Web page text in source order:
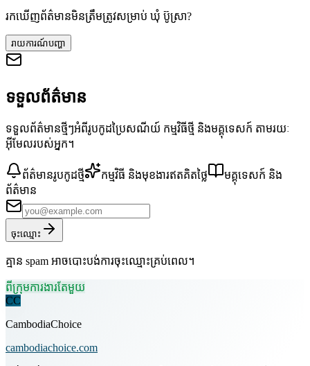
រកឃើញព័ត៌មានមិនត្រឹមត្រូវសម្រាប់ ឃុំ ប៊ូស្រា?
រាយការណ៍បញ្ហា
ទទួលព័ត៌មាន
ទទួលព័ត៌មានថ្មីៗអំពីរូបកូដប្រៃសណីយ៍ កម្មវិធីថ្មី និងមគ្គុទេសក៍ តាមរយៈ
អ៊ីមែលរបស់អ្នក។
ព័ត៌មានរូបកូដថ្មី កម្មវិធី និងមុខងារឥតគិតថ្លៃ
មគ្គុទេសក៍ និង
ព័ត៌មាន
ចុះឈ្មោះ
គ្មាន spam អាចបោះបង់ការចុះឈ្មោះគ្រប់ពេល។
ពីក្រុមការងារតែមួយ
CC
CambodiaChoice
cambodiachoice.com